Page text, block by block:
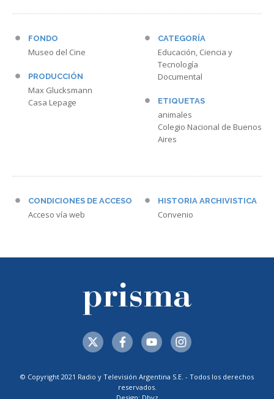
FONDO
Museo del Cine
PRODUCCIÓN
Max Glucksmann
Casa Lepage
CATEGORÍA
Educación, Ciencia y
Tecnología
Documental
ETIQUETAS
animales
Colegio Nacional de Buenos
Aires
CONDICIONES DE ACCESO
Acceso vía web
HISTORIA ARCHIVISTICA
Convenio
© Copyright 2021 Radio y Televisión Argentina S.E. - Todos los derechos
reservados.